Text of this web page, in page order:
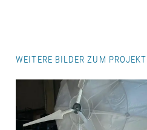
WEITERE BILDER ZUM PROJEKT